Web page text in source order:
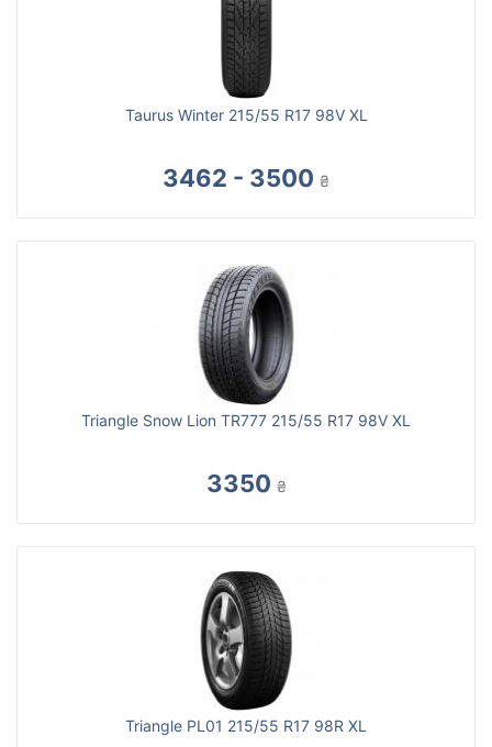
Taurus Winter 215/55 R17 98V XL
3462 - 3500 ₴
Triangle Snow Lion TR777 215/55 R17 98V XL
3350 ₴
Triangle PL01 215/55 R17 98R XL